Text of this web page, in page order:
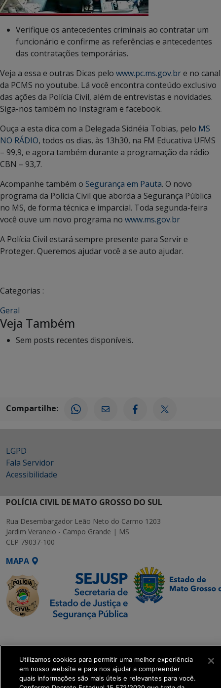
Verifique os antecedentes criminais ao contratar um
funcionário e confirme as referências e antecedentes
das contratações temporárias.
Veja a essa e outras Dicas pelo www.pc.ms.gov.bre no canal
da PCMS no youtube. Lá você encontra conteúdo exclusivo
das ações da Polícia Civil, além de entrevistas e novidades.
Siga-nos também no Instagram e facebook.
Ouça a esta dica com a Delegada Sidnéia Tobias, pelo MS
NO RÁDIO, todos os dias, às 13h30, na FM Educativa UFMS
– 99,9, e agora também durante a programação da rádio
CBN – 93,7.
Acompanhe também o Segurança em Pauta. O novo
programa da Polícia Civil que aborda a Segurança Pública
no MS, de forma técnica e imparcial. Toda segunda-feira
você ouve um novo programa no www.ms.gov.br
A Polícia Civil estará sempre presente para Servir e
Proteger. Queremos ajudar você a se auto ajudar.
Categorias :
Geral
Veja Também
Sem posts recentes disponíveis.
Compartilhe:
LGPD
Fala Servidor
Acessibilidade
POLÍCIA CIVIL DE MATO GROSSO DO SUL
Rua Desembargador Leão Neto do Carmo 1203
Jardim Veraneio - Campo Grande | MS
CEP 79037-100
MAPA
Executiva de
Transformação Digital
get_footer();
Utilizamos cookies para permitir uma melhor experiência
em nosso website e para nos ajudar a compreender
quais informações são mais úteis e relevantes para você.